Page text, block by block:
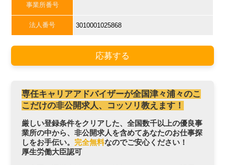
事業所番号
法人番号 3010001025868
応募する
専任キャリアアドバイザーが全国津々浦々のこ
こだけの非公開求人、コッソリ教えます！
厳しい登録条件をクリアした、全国数千以上の優良事
業所の中から、非公開求人を含めてあなたのお仕事探
しをお手伝い。 完全無料なのでご安心ください！
厚生労働大臣認可